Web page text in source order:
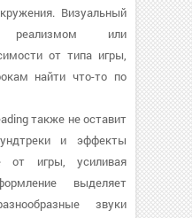
Визуальный
реализмом или
от типа игры,
найти что-то по
также не оставит
и эффекты
от игры, усиливая
выделяет
звуки